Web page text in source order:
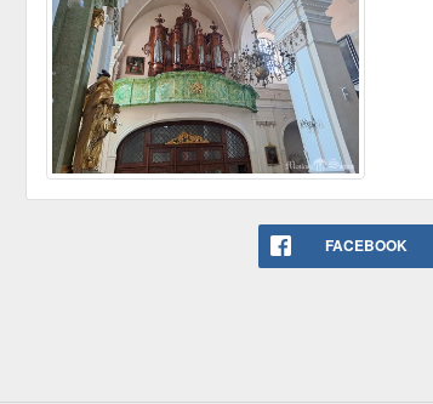
FACEBOOK